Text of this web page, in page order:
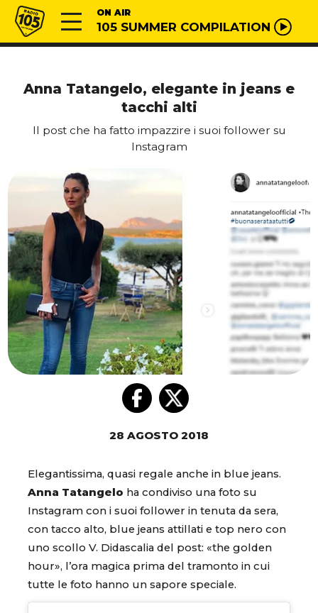
Vai al contenuto
Radio 105 ON AIR
105 SUMMER COMPILATION
Anna Tatangelo, elegante in jeans e
tacchi alti
Il post che ha fatto impazzire i suoi follower su
Instagram
28 AGOSTO 2018
Elegantissima, quasi regale anche in blue jeans.
Anna Tatangelo ha condiviso una foto su
Instagram con i suoi follower in tenuta da sera,
con tacco alto, blue jeans attillati e top nero con
uno scollo V. Didascalia del post: «the golden
hour», l’ora magica prima del tramonto in cui
tutte le foto hanno un sapore speciale.